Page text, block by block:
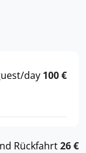
day 100 €
Rückfahrt26 €